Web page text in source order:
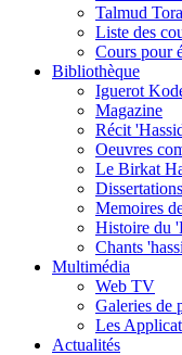
Talmud
Liste des
Cours pour
Bibliothèque
Iguerot
Magazine
Récit
Oeuvres
Le Birkat
Memoires
Histoire du
Chants
Multimédia
Web TV
Galeries de
Les
Actualités